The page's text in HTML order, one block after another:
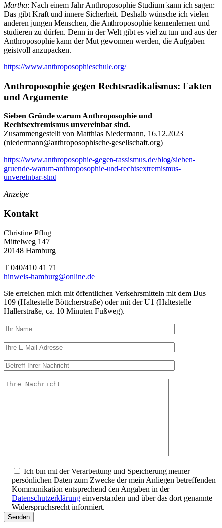
Martha: Nach einem Jahr Anthroposophie Studium kann ich sagen:
Das gibt Kraft und innere Sicherheit. Deshalb wünsche ich vielen
anderen jungen Menschen, die Anthroposophie kennenlernen und
studieren zu dürfen. Denn in der Welt gibt es viel zu tun und aus der
Anthroposophie kann der Mut gewonnen werden, die Aufgaben
geistvoll anzupacken.
https://www.anthroposophieschule.org/
Anthroposophie gegen Rechtsradikalismus: Fakten
und Argumente
Sieben Gründe warum Anthroposophie und
Rechtsextremismus unvereinbar sind.
Zusammengestellt von Matthias Niedermann, 16.12.2023
(niedermann@anthroposophische-gesellschaft.org)
https://www.anthroposophie-gegen-rassismus.de/blog/sieben-
gruende-warum-anthroposophie-und-rechtsextremismus-
unvereinbar-sind
Anzeige
Kontakt
Christine Pflug
Mittelweg 147
20148 Hamburg
T 040/410 41 71
hinweis-hamburg@online.de
Sie erreichen mich mit öffentlichen Verkehrsmitteln mit dem Bus
109 (Haltestelle Böttcherstraße) oder mit der U1 (Haltestelle
Hallerstraße, ca. 10 Minuten Fußweg).
Ich bin mit der Verarbeitung und Speicherung meiner
persönlichen Daten zum Zwecke der mein Anliegen betreffenden
Kommunikation entsprechend den Angaben in der
Datenschutzerklärung einverstanden und über das dort genannte
Widerspruchsrecht informiert.